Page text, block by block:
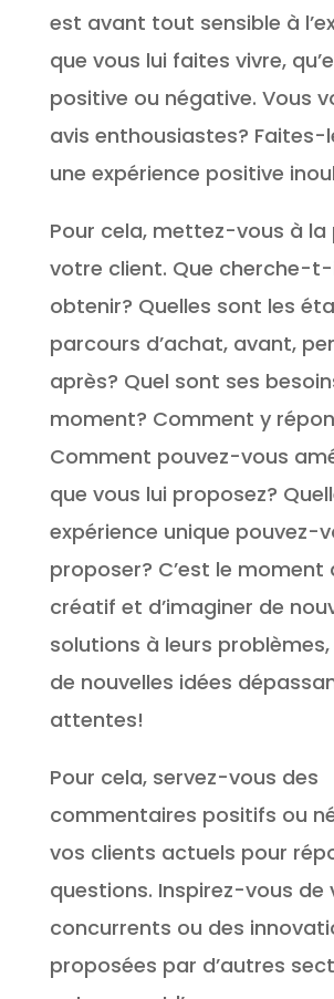
est avant tout sensible à
que vous lui faites vivre,
positive ou négative. Vous
avis enthousiastes? Faites-
une expérience positive
Pour cela, mettez-vous à la
votre client. Que cherche-
obtenir? Quelles sont les
parcours d’achat, avant,
après? Quel sont ses
moment? Comment y
Comment pouvez-vous
que vous lui proposez?
expérience unique pouvez-
proposer? C’est le moment
créatif et d’imaginer de
solutions à leurs
de nouvelles idées
attentes!
Pour cela, servez-vous des
commentaires positifs ou
vos clients actuels pour
questions. Inspirez-vous de
concurrents ou des
proposées par d’autres